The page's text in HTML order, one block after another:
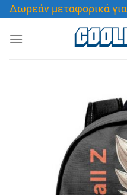
Μετάβαση
στο
περιεχόμενο
Δωρεάν μεταφορικά